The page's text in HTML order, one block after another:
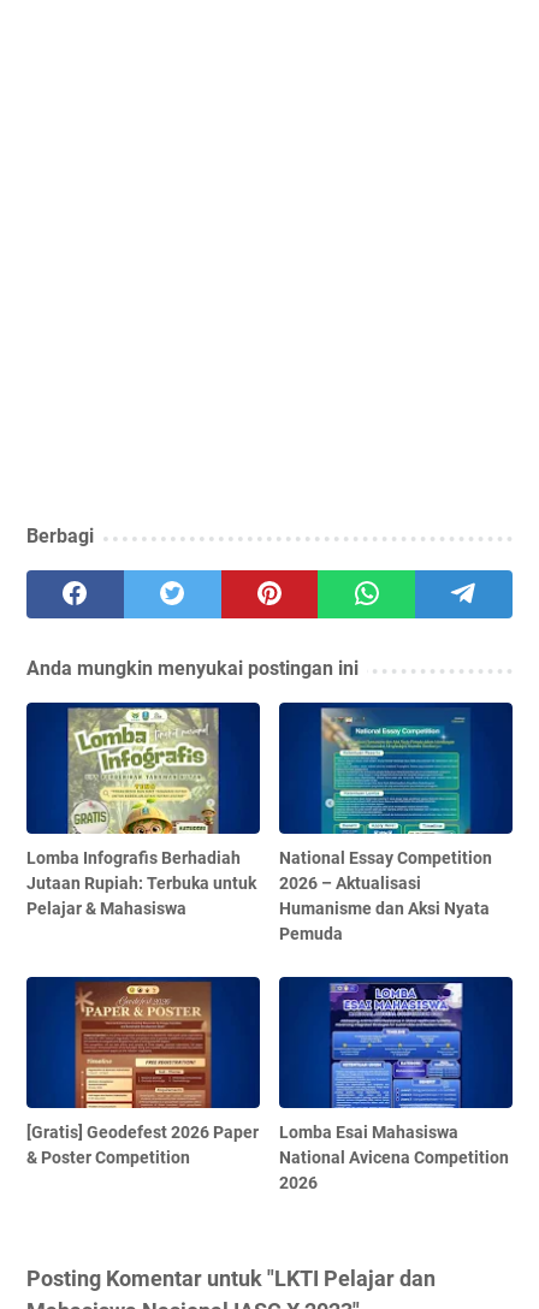
Berbagi
Anda mungkin menyukai postingan ini
Lomba Infografis Berhadiah
Jutaan Rupiah: Terbuka untuk
Pelajar & Mahasiswa
National Essay Competition
2026 – Aktualisasi
Humanisme dan Aksi Nyata
Pemuda
[Gratis] Geodefest 2026 Paper
& Poster Competition
Lomba Esai Mahasiswa
National Avicena Competition
2026
Posting Komentar untuk "LKTI Pelajar dan